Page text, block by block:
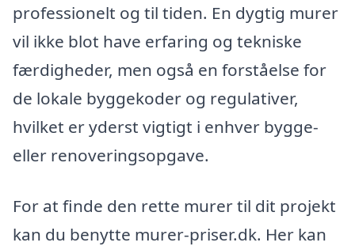
professionelt og til tiden. En dygtig murer
vil ikke blot have erfaring og tekniske
færdigheder, men også en forståelse for
de lokale byggekoder og regulativer,
hvilket er yderst vigtigt i enhver bygge-
eller renoveringsopgave.
For at finde den rette murer til dit projekt
kan du benytte murer-priser.dk. Her kan